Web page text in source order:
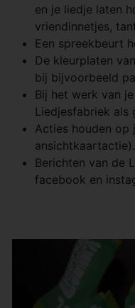
en je liedje laten
vriendinnetjes,
Een spreekbeurt
De kleurplaten
bij bijvoorbeeld
Bij het werk van
Liedjesfabriek als
Acties houden op
ansichtkaartactie).
Berichten van de
facebook en